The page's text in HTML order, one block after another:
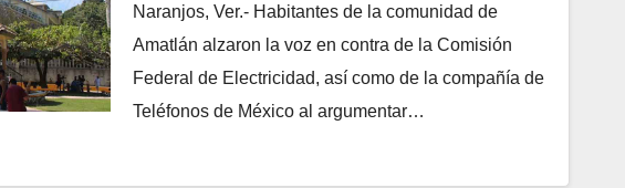
Naranjos, Ver.- Habitantes de la comunidad de
Amatlán alzaron la voz en contra de la Comisión
Federal de Electricidad, así como de la compañía de
Teléfonos de México al argumentar…